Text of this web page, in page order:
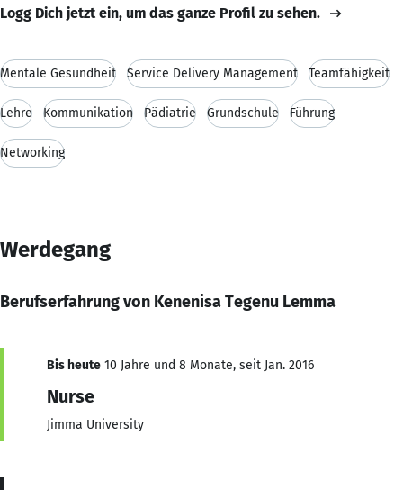
Logg Dich jetzt ein, um das ganze Profil zu sehen.
Mentale Gesundheit Service Delivery Management Teamfähigkeit
Lehre Kommunikation Pädiatrie Grundschule Führung
Networking
Werdegang
Berufserfahrung von Kenenisa Tegenu Lemma
Bis heute 10 Jahre und 8 Monate, seit Jan. 2016
Nurse
Jimma University